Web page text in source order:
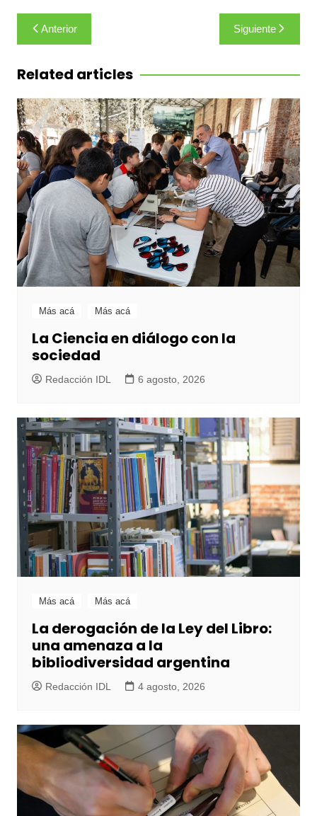
Navegación
de
entradas
Anterior Siguiente
Related articles
Más acá Más acá
La Ciencia en diálogo con la
sociedad
Redacción IDL 6 agosto, 2026
Más acá Más acá
La derogación de la Ley del Libro:
una amenaza a la
bibliodiversidad argentina
Redacción IDL 4 agosto, 2026